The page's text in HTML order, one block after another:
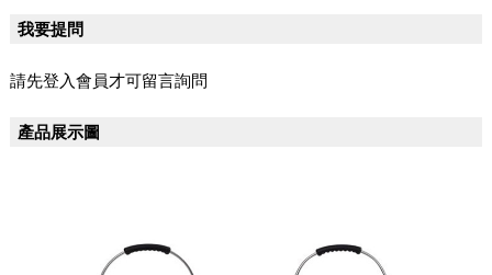
我要提問
請先登入會員才可留言詢問
產品展示圖